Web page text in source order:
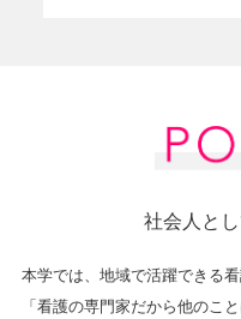
社会人と
本学では、地域で活躍できる
「看護の専門家だから他のこ